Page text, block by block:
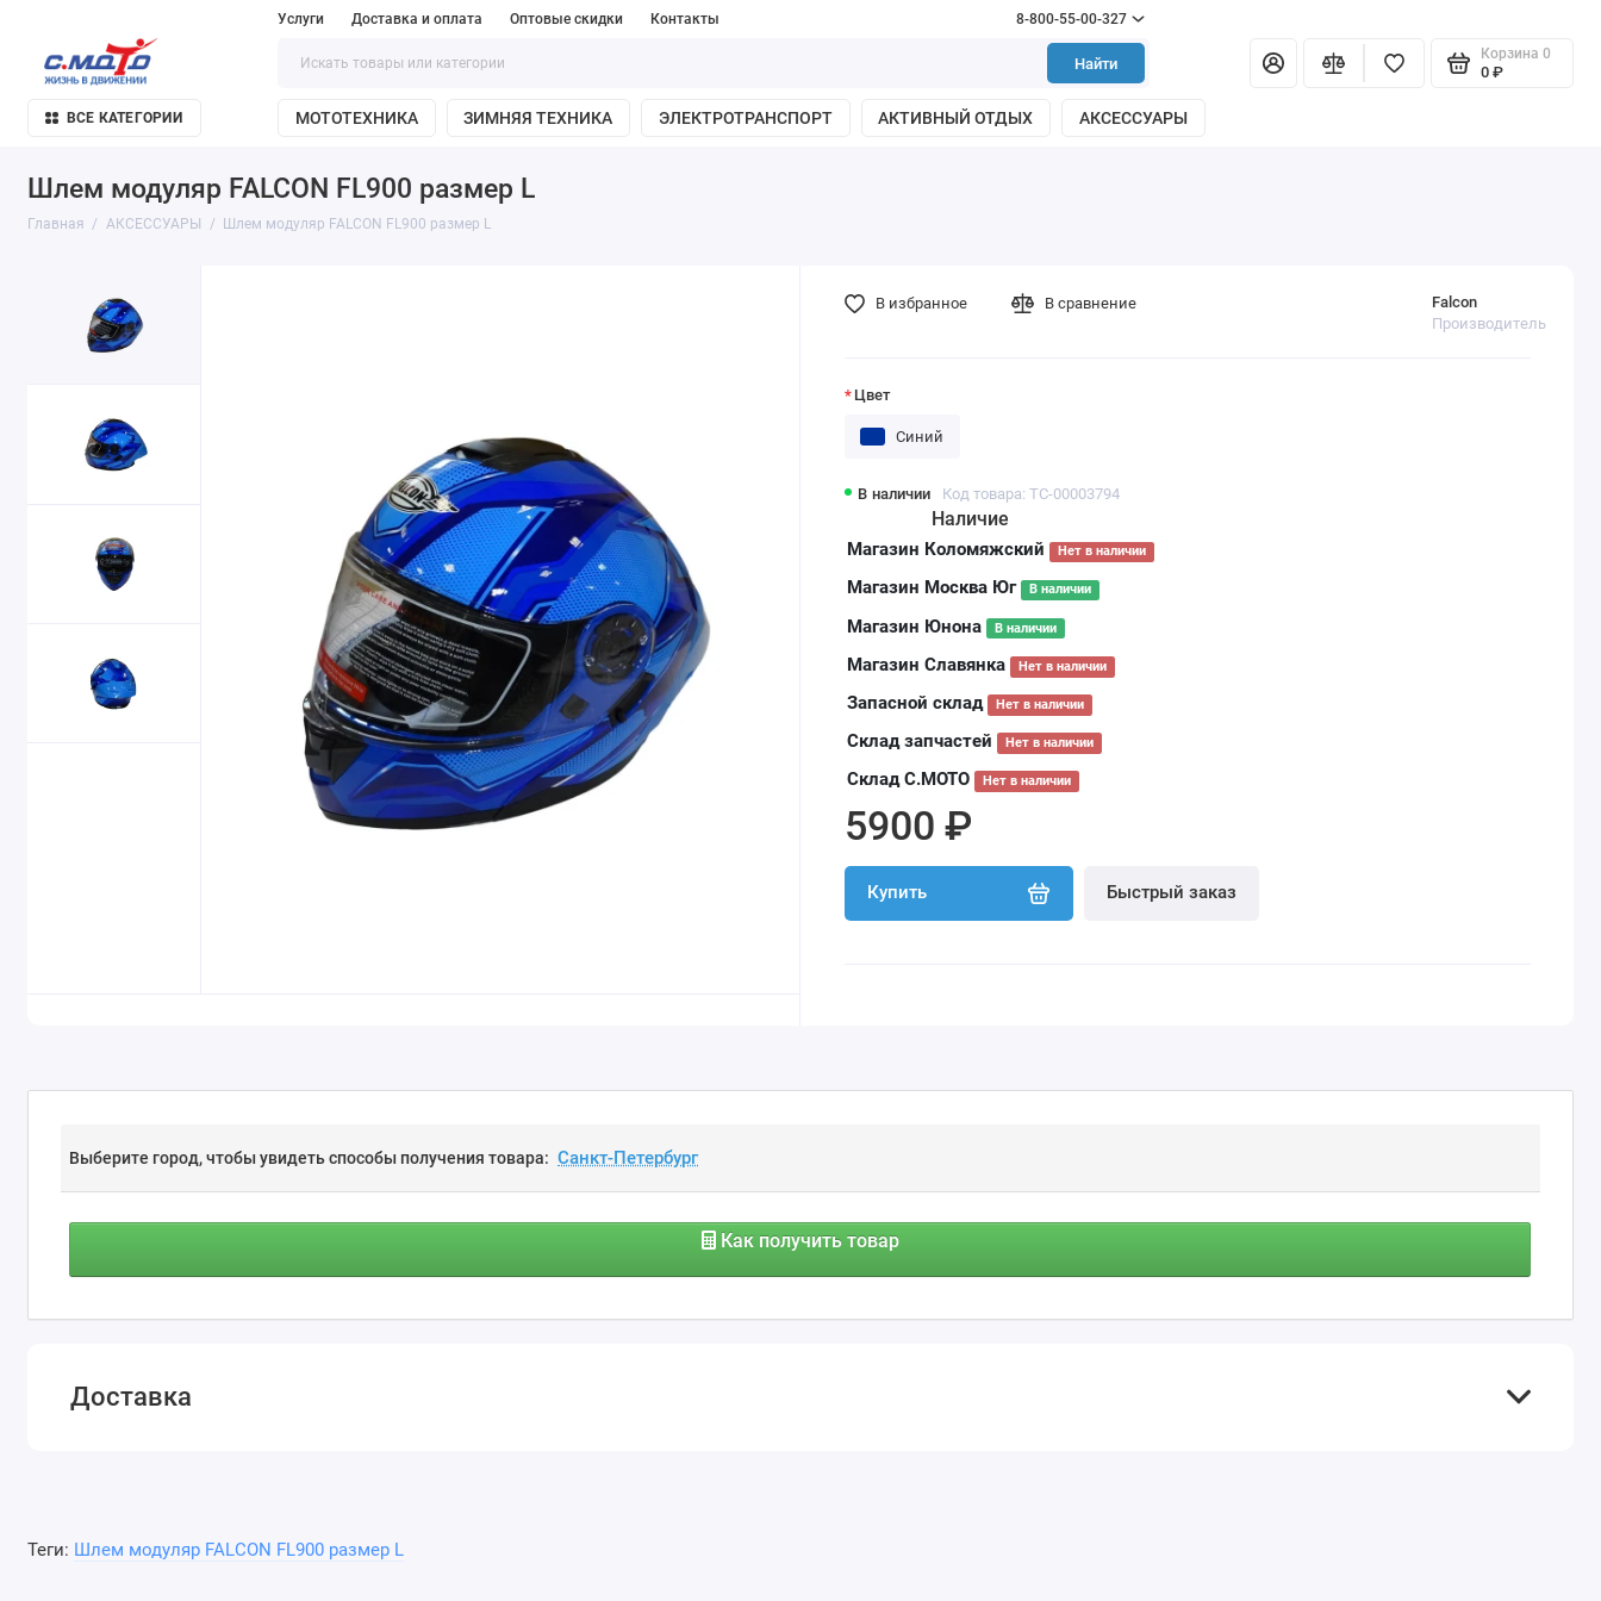
Услуги Доставка и оплата Оптовые скидки Контакты 8-800-55-00-327
Найти
Корзина 0
0 ₽
ВСЕ КАТЕГОРИИ МОТОТЕХНИКА ЗИМНЯЯ ТЕХНИКА ЭЛЕКТРОТРАНСПОРТ АКТИВНЫЙ ОТДЫХ АКСЕССУАРЫ
Шлем модуляр FALCON FL900 размер L
Главная АКСЕССУАРЫ Шлем модуляр FALCON FL900 размер L
В наличии Код товара: ТС-00003794
Falcon
Производитель
Наличие
Магазин Коломяжский Нет в наличии
Магазин Москва Юг В наличии
Магазин Юнона В наличии
Магазин Славянка Нет в наличии
Запасной склад Нет в наличии
Склад запчастей Нет в наличии
Склад С.МОТО Нет в наличии
5900 ₽
Купить Быстрый заказ
В избранное В сравнение
Цвет
Синий
Выберите город, чтобы увидеть способы получения товара:
Как получить товар
Доставка
Теги: Шлем модуляр FALCON FL900 размер L